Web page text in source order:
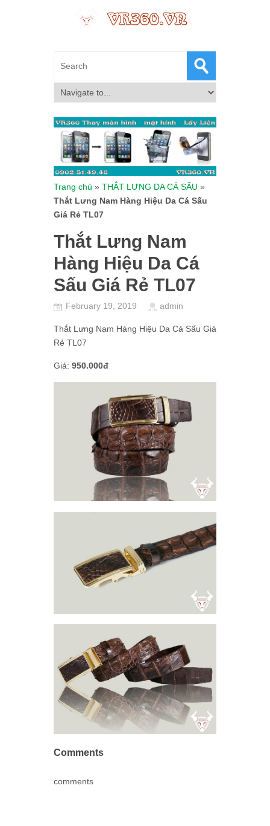
Trang chủ » THẮT LƯNG DA CÁ SẤU »
Thắt Lưng Nam Hàng Hiệu Da Cá Sấu
Giá Rẻ TL07
Thắt Lưng Nam
Hàng Hiệu Da Cá
Sấu Giá Rẻ TL07
February 19, 2019 admin
Thắt Lưng Nam Hàng Hiệu Da Cá Sấu Giá
Rẻ TL07
Giá: 950.000đ
Comments
comments